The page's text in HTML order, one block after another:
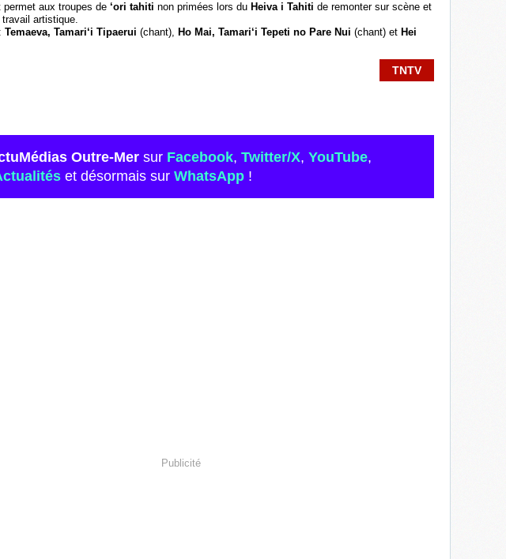
permet aux troupes de ‘ori tahiti non primées lors du Heiva i Tahiti de remonter sur scène et
artistique.
Temaeva, Tamari‘i Tipaerui (chant), Ho Mai, Tamari‘i Tepeti no Pare Nui (chant) et Hei
TNTV
Outre-Mer sur Facebook, Twitter/X, YouTube,
et désormais sur WhatsApp !
Publicité